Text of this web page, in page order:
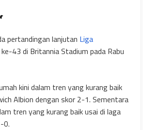
pertandingan lanjutan Liga
43 di Britannia Stadium pada Rabu
kini dalam tren yang kurang baik
Albion dengan skor 2-1. Sementara
tren yang kurang baik usai di laga
0.